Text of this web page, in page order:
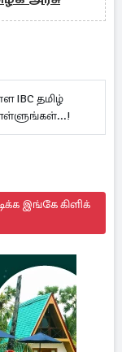
IBC தமிழ்
இங்கே கிளிக்